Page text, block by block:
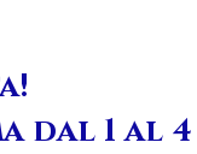
dal 1 al 4